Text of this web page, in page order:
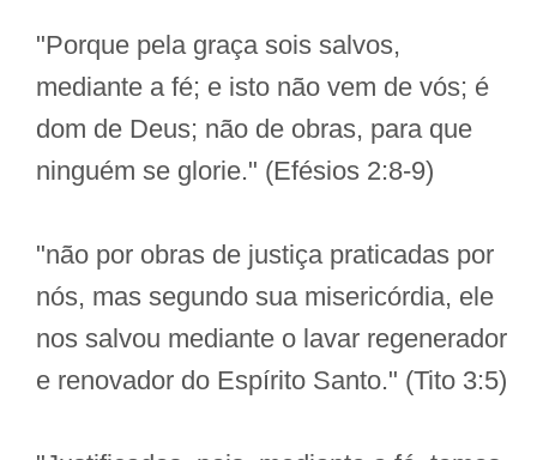
"Porque pela graça sois salvos,
mediante a fé; e isto não vem de vós; é
dom de Deus; não de obras, para que
ninguém se glorie." (Efésios 2:8-9)
"não por obras de justiça praticadas por
nós, mas segundo sua misericórdia, ele
nos salvou mediante o lavar regenerador
e renovador do Espírito Santo." (Tito 3:5)